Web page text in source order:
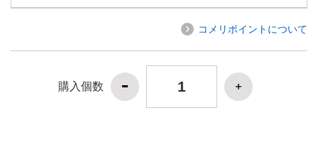
コメリポイントについて
購入個数